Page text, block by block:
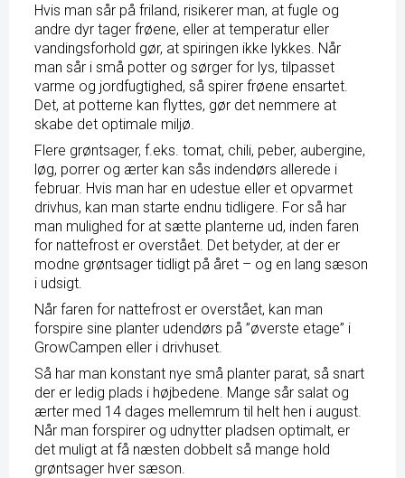
Hvis man sår på friland, risikerer man, at fugle og
andre dyr tager frøene, eller at temperatur eller
vandingsforhold gør, at spiringen ikke lykkes. Når
man sår i små potter og sørger for lys, tilpasset
varme og jordfugtighed, så spirer frøene ensartet.
Det, at potterne kan flyttes, gør det nemmere at
skabe det optimale miljø.
Flere grøntsager, f.eks. tomat, chili, peber, aubergine,
løg, porrer og ærter kan sås indendørs allerede i
februar. Hvis man har en udestue eller et opvarmet
drivhus, kan man starte endnu tidligere. For så har
man mulighed for at sætte planterne ud, inden faren
for nattefrost er overstået. Det betyder, at der er
modne grøntsager tidligt på året – og en lang sæson
i udsigt.
Når faren for nattefrost er overstået, kan man
forspire sine planter udendørs på ”øverste etage” i
GrowCampen eller i drivhuset.
Så har man konstant nye små planter parat, så snart
der er ledig plads i højbedene. Mange sår salat og
ærter med 14 dages mellemrum til helt hen i august.
Når man forspirer og udnytter pladsen optimalt, er
det muligt at få næsten dobbelt så mange hold
grøntsager hver sæson.